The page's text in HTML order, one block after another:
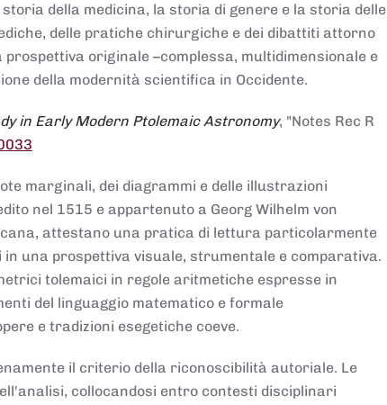
della medicina, la storia di genere e la storia delle
delle pratiche chirurgiche e dei dibattiti attorno
originale –complessa, multidimensionale e
della modernità scientifica in Occidente.
in Early Modern Ptolemaic Astronomy, "Notes Rec R
marginali, dei diagrammi e delle illustrazioni
nel 1515 e appartenuto a Georg Wilhelm von
attestano una pratica di lettura particolarmente
una prospettiva visuale, strumentale e comparativa.
tolemaici in regole aritmetiche espresse in
del linguaggio matematico e formale
e tradizioni esegetiche coeve.
il criterio della riconoscibilità autoriale. Le
collocandosi entro contesti disciplinari